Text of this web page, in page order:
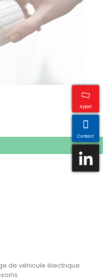
de véhicule électrique
Appel
Contact